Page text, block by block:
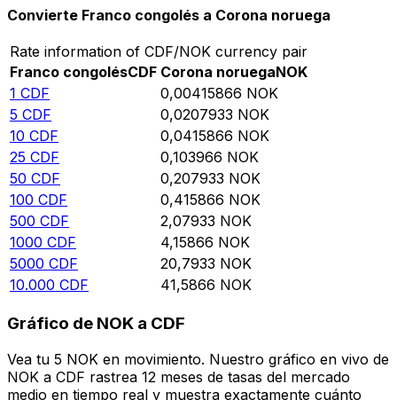
Convierte Franco congolés a Corona noruega
Rate information of CDF/NOK currency pair
Franco congolésCDF Corona noruegaNOK
1 CDF 0,00415866 NOK
5 CDF 0,0207933 NOK
10 CDF 0,0415866 NOK
25 CDF 0,103966 NOK
50 CDF 0,207933 NOK
100 CDF 0,415866 NOK
500 CDF 2,07933 NOK
1000 CDF 4,15866 NOK
5000 CDF 20,7933 NOK
10.000 CDF 41,5866 NOK
Gráfico de NOK a CDF
Vea tu 5 NOK en movimiento. Nuestro gráfico en vivo de
NOK a CDF rastrea 12 meses de tasas del mercado
medio en tiempo real y muestra exactamente cuánto